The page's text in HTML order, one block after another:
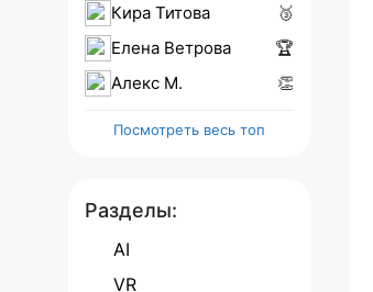
Кира Титова
🥉
Елена Ветрова
🏆
Алекс M.
👏
Посмотреть весь топ
Разделы:
AI
VR